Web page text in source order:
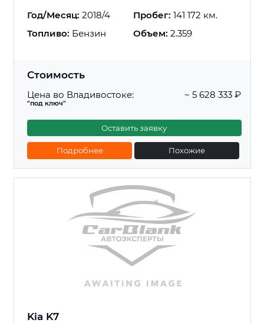
Год/Месяц: 2018/4 Пробег: 141 172 км.
Топливо: Бензин Объем: 2.359
Стоимость
Цена во Владивостоке:
"под ключ"
~ 5 628 333 ₽
Оставить заявку
Подробнее Похожие
Kia K7